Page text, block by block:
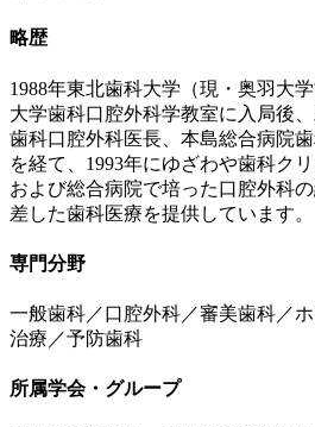
略歴
1988年東北歯科大学（現・奥羽大
大学歯科口腔外科学教室に入局後
歯科口腔外科医長、本島総合病院
を経て、1993年にゆざわや歯科ク
および総合病院で培った口腔外科
差した歯科医療を提供しています。
専門分野
一般歯科／口腔外科／審美歯科／
治療／予防歯科
所属学会・グループ